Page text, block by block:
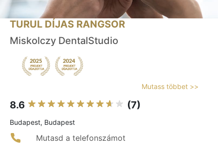
TURUL DÍJAS RANGSOR
Miskolczy DentalStudio
Mutass többet >>
8.6 (7)
Budapest, Budapest
Mutasd a telefonszámot